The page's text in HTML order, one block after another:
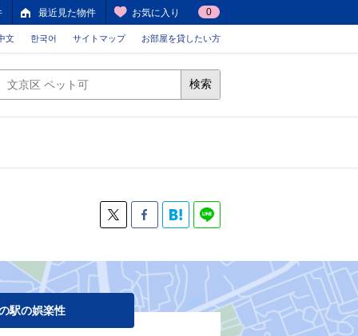
最近見た物件 お気に入り 0
文 한국어 サイトマップ お部屋を貸したい方
検索
駅の娯楽性